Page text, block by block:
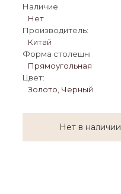
Наличие
Нет
Производитель:
Китай
Форма столешницы:
Прямоугольная
Цвет:
Золото, Черный
Нет в наличии